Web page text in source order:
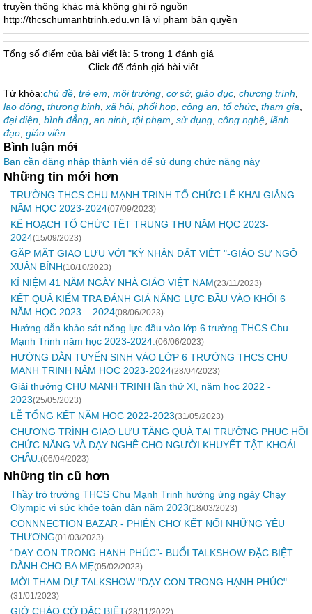
truyền thông khác mà không ghi rõ nguồn
http://thcschumanhtrinh.edu.vn là vi phạm bản quyền
Tổng số điểm của bài viết là: 5 trong 1 đánh giá
Click để đánh giá bài viết
Từ khóa:chủ đề trẻ em môi trường cơ sở, giáo dục chương trình
lao động thương binh xã hội, phối hợp công an tổ chức tham gia
đại diện bình đẳng an ninh tội phạm sử dụng công nghệ lãnh
đạo giáo viên
Bình luận mới
Bạn cần đăng nhập thành viên để sử dụng chức năng này
Những tin mới hơn
TRƯỜNG THCS CHU MẠNH TRINH TỔ CHỨC LỄ KHAI GIẢNG
NĂM HỌC 2023-2024(07/09/2023)
KẾ HOẠCH TỔ CHỨC TẾT TRUNG THU NĂM HỌC 2023-
2024(15/09/2023)
GẶP MẶT GIAO LƯU VỚI "KỲ NHÂN ĐẤT VIỆT "-GIÁO SƯ NGÔ
XUÂN BÍNH(10/10/2023)
KỈ NIỆM 41 NĂM NGÀY NHÀ GIÁO VIỆT NAM(23/11/2023)
KẾT QUẢ KIỂM TRA ĐÁNH GIÁ NĂNG LỰC ĐẦU VÀO KHỐI 6
NĂM HỌC 2023 – 2024(08/06/2023)
Hướng dẫn khảo sát năng lực đầu vào lớp 6 trường THCS Chu
Mạnh Trinh năm học 2023-2024. (06/06/2023)
HƯỚNG DẪN TUYỂN SINH VÀO LỚP 6 TRƯỜNG THCS CHU
MẠNH TRINH NĂM HỌC 2023-2024(28/04/2023)
Giải thưởng CHU MẠNH TRINH lần thứ XI, năm học 2022 -
2023(25/05/2023)
LỄ TỔNG KẾT NĂM HỌC 2022-2023(31/05/2023)
CHƯƠNG TRÌNH GIAO LƯU TẶNG QUÀ TẠI TRƯỜNG PHỤC HỒI
CHỨC NĂNG VÀ DẠY NGHỀ CHO NGƯỜI KHUYẾT TẬT KHOÁI
CHÂU. (06/04/2023)
Những tin cũ hơn
Thầy trò trường THCS Chu Mạnh Trinh hưởng ứng ngày Chạy
Olympic vì sức khỏe toàn dân năm 2023(18/03/2023)
CONNNECTION BAZAR - PHIÊN CHỢ KẾT NỐI NHỮNG YÊU
THƯƠNG(01/03/2023)
“DẠY CON TRONG HẠNH PHÚC”- BUỔI TALKSHOW ĐẶC BIỆT
DÀNH CHO BA MẸ(05/02/2023)
MỜI THAM DỰ TALKSHOW "DẠY CON TRONG HẠNH PHÚC"
(31/01/2023)
GIỜ CHÀO CỜ ĐẶC BIỆT(28/11/2022)